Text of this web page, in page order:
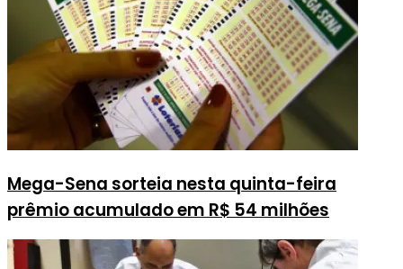
Mega-Sena sorteia nesta quinta-feira
prêmio acumulado em R$ 54 milhões